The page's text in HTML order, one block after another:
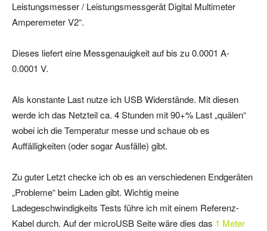
Leistungsmesser / Leistungsmessgerät Digital Multimeter
Amperemeter V2“.
Dieses liefert eine Messgenauigkeit auf bis zu 0.0001 A-
0.0001 V.
Als konstante Last nutze ich USB Widerstände. Mit diesen
werde ich das Netzteil ca. 4 Stunden mit 90+% Last „quälen“
wobei ich die Temperatur messe und schaue ob es
Auffälligkeiten (oder sogar Ausfälle) gibt.
Zu guter Letzt checke ich ob es an verschiedenen Endgeräten
„Probleme“ beim Laden gibt. Wichtig meine
Ladegeschwindigkeits Tests führe ich mit einem Referenz-
Kabel durch. Auf der microUSB Seite wäre dies das 1 Meter